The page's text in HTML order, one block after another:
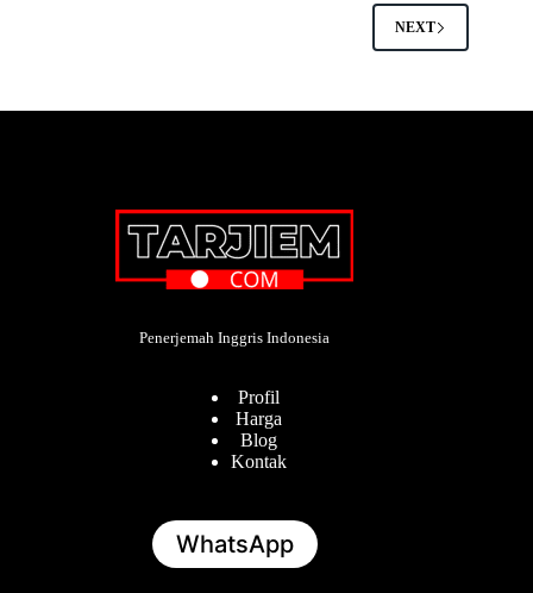
NEXT
Penerjemah Inggris Indonesia
Profil
Harga
Blog
Kontak
WhatsApp